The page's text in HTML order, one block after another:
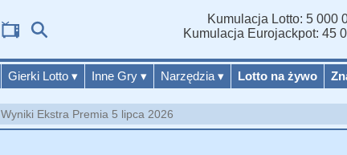
Gierki Lotto ▾ Inne Gry ▾ Narzędzia ▾ Lotto na żywo
Kumulacja Lotto: 5 000
Kumulacja Eurojackpot: 45
Wyniki Ekstra Premia 5 lipca 2026